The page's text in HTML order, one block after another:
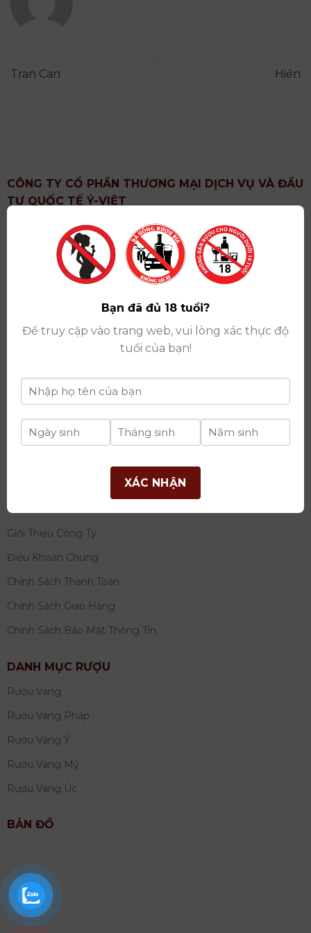
Tran Can Hiền
CÔNG TY CỔ PHẦN THƯƠNG MẠI DỊCH VỤ VÀ ĐẦU
TƯ QUỐC TẾ Ý-VIỆT
: Khu 6, Xã Hoài Đức, Thành Phố Hà Nội
Showroom: Số 09 Phố Liễu Giai, Phường Ngọc Hà,
Thành Phố Hà Nội
Giấy ĐKKD số: 0102751615 do Sở Tài Chính Thành
Phố Hà Nội cấp lần đầu ngày 07/05/2008,đăng ký
thay đổi lần thứ 17 ngày 06/08/2025
Giấy phép Phân Phối Rượu số : 529/GP-BCT do Bộ
Công Thương cấp ngày 14/11/2022
Ngân hàng:Ngân hàng TMCP Đầu tư và phát triển
Việt Nam (BIDV)
tư quốc tế Ý-Việt
Tây Hồ, TP Hà Nội
THÔNG TIN
Giới Thiệu Công Ty
Điều Khoản Chung
Chính Sách Thanh Toán
Chính Sách Giao Hàng
Chính Sách Bảo Mật Thông Tin
DANH MỤC RƯỢU
Rượu Vang
Rượu Vang Pháp
Rượu Vang Ý
Rượu Vang Mỹ
Rượu Vang Úc
BẢN ĐỒ
Bạn đã đủ 18 tuổi?
Để truy cập vào trang web, vui lòng xác thực độ
tuổi của bạn!
XÁC NHẬN